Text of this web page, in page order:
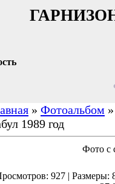
» Фотоальбом
1989 год
Фото с
927 | Размеры: